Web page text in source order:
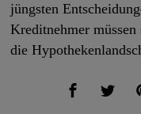
jüngsten
Kreditnehmer
die